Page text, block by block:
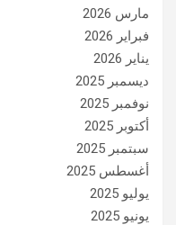
مارس 2026
فبراير 2026
يناير 2026
ديسمبر 2025
نوفمبر 2025
أكتوبر 2025
سبتمبر 2025
أغسطس 2025
يوليو 2025
يونيو 2025